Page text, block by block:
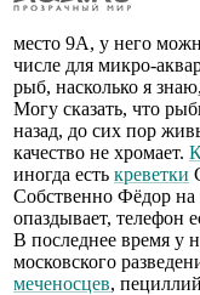
место 9А, у него
числе для микро-
рыб, насколько я
Могу сказать, что
назад, до сих пор
качество не хромает.
иногда есть креветки
Собственно Фёдор на
опаздывает, телефон
В последнее время у
московского
меченосцев,